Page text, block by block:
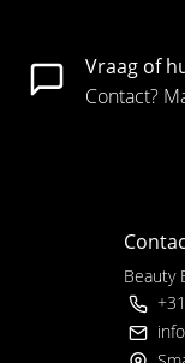
Vraag of
Contact?
Beauty